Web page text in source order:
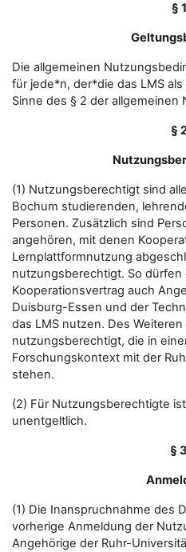
§ 1
Die allgemeinen
für jede*n, der*die das LMS
Sinne des § 2 der
§
(1) Nutzungsberechtigt sind
Bochum studierenden,
Personen. Zusätzlich sind
angehören, mit denen
Lernplattformnutzung
nutzungsberechtigt. So dürfen
Kooperationsvertrag auch
Duisburg-Essen und der
das LMS nutzen. Des
nutzungsberechtigt, die in
Forschungskontext mit der
stehen.
(2) Für Nutzungsberechtigte
unentgeltlich.
§ 3
(1) Die Inanspruchnahme des
vorherige Anmeldung der
Angehörige der Ruhr-